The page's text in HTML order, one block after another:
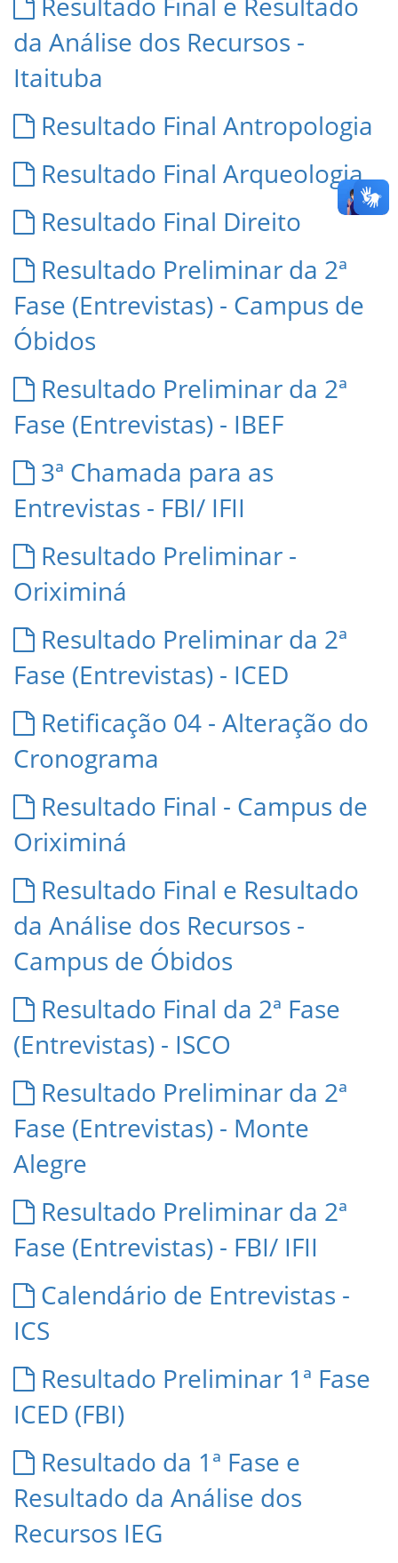
da Análise dos Recursos -
Itaituba
Resultado Final Antropologia
Resultado Final Arqueologia
Resultado Final Direito
Resultado Preliminar da 2ª
Fase (Entrevistas) - Campus de
Óbidos
Resultado Preliminar da 2ª
Fase (Entrevistas) - IBEF
3ª Chamada para as
Entrevistas - FBI/ IFII
Resultado Preliminar -
Oriximiná
Resultado Preliminar da 2ª
Fase (Entrevistas) - ICED
Retificação 04 - Alteração do
Cronograma
Resultado Final - Campus de
Oriximiná
Resultado Final e Resultado
da Análise dos Recursos -
Campus de Óbidos
Resultado Final da 2ª Fase
(Entrevistas) - ISCO
Resultado Preliminar da 2ª
Fase (Entrevistas) - Monte
Alegre
Resultado Preliminar da 2ª
Fase (Entrevistas) - FBI/ IFII
Calendário de Entrevistas -
ICS
Resultado Preliminar 1ª Fase
ICED (FBI)
Resultado da 1ª Fase e
Resultado da Análise dos
Recursos IEG